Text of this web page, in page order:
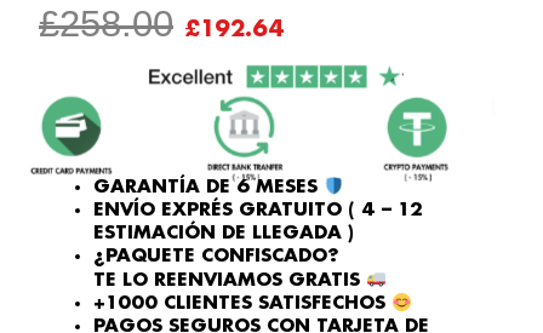
£258.00 EL
PRECIO
ORIGINAL
ERA:
£258.00.
£192.64
PRECIO
ACTUAL
£192.64.
GARANTÍA DE 6 MESES
ENVÍO EXPRÉS GRATUITO ( 4 – 12
ESTIMACIÓN DE LLEGADA )
¿PAQUETE CONFISCADO?
TE LO REENVIAMOS GRATIS
+1000 CLIENTES SATISFECHOS
PAGOS SEGUROS CON TARJETA DE